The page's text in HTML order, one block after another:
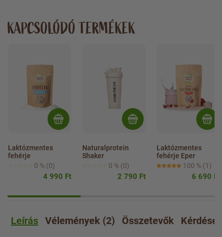
KAPCSOLÓDÓ TERMÉKEK
Laktózmentes
fehérje
0 % (0)
4 990 Ft
Naturalprotein
Shaker
0 % (0)
2 790 Ft
Laktózmentes
fehérje Eper
100 % (1)
6 690 Ft
Leírás Vélemények (2) Összetevők